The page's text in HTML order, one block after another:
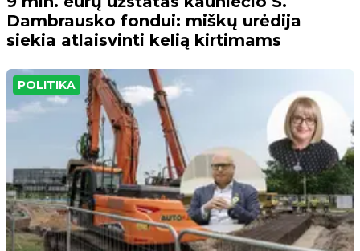
Dambrausko fondui: miškų urėdija
siekia atlaisvinti kelią kirtimams
POLITIKA